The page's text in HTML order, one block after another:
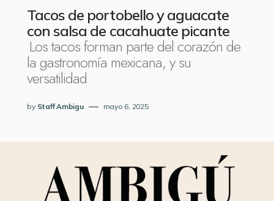
Tacos de portobello y aguacate
con salsa de cacahuate picante
Los tacos forman parte del corazón de
la gastronomía mexicana, y su
versatilidad
by Staff Ambigu mayo 6, 2025